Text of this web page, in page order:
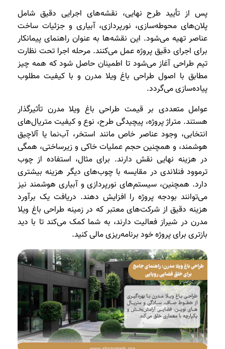
پس از تأیید طرح نهایی، نقشه‌های اجرایی دقیق شامل
پلان‌های محوطه‌سازی، نورپردازی، آبیاری و جزئیات ساخت
عناصر تهیه می‌شود. این نقشه‌ها به عنوان راهنمای پیمانکار
برای اجرای دقیق پروژه عمل می‌کنند. مرحله اجرا تحت نظارت
تیم طراحی آغاز می‌شود تا اطمینان حاصل شود که همه چیز
مطابق با اصول طراحی باغ ویلا مدرن و با کیفیت مطلوب
پیاده‌سازی می‌گردد.
عوامل متعددی بر قیمت طراحی باغ ویلا مدرن تأثیرگذار
هستند. متراژ پروژه، پیچیدگی طرح، نوع و کیفیت متریال‌های
انتخابی، وجود عناصر خاص مانند استخر، آب‌نما یا آلاچیق
هوشمند، و همچنین حجم عملیات خاکی و زیرساختی، همگی
در هزینه نهایی نقش دارند. برای مثال، استفاده از چوب
ترموود فنلاندی در مقایسه با چوب‌های دیگر هزینه بیشتری
دارد. همچنین، سیستم‌های نورپردازی و آبیاری هوشمند نیز
می‌توانند بودجه پروژه را افزایش دهند. دریافت یک برآورد
هزینه دقیق از شرکت‌های معتبر که در زمینه طراحی باغ ویلا
مدرن در شیراز فعالیت دارند، به شما کمک می‌کند تا با دید
بازتری برای پروژه خود برنامه‌ریزی مالی کنید.